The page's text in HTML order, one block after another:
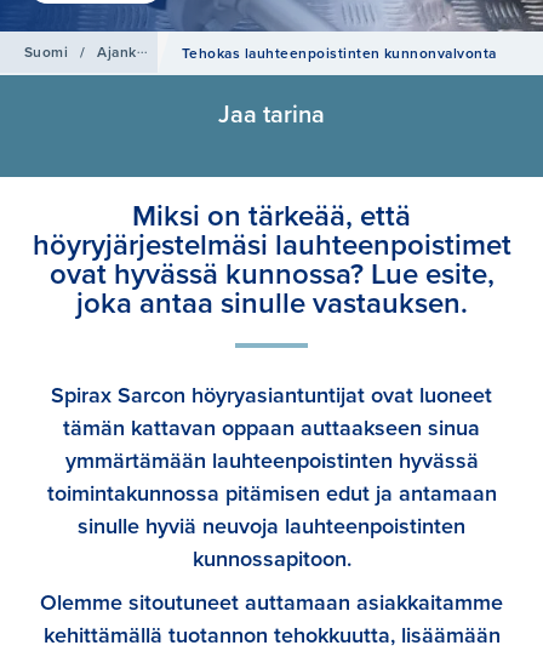
Suomi / AjankohtaistaTehokas lauhteenpoistinten kunnonvalvonta
Jaa tarina
Miksi on tärkeää, että
höyryjärjestelmäsi lauhteenpoistimet
ovat hyvässä kunnossa? Lue esite,
joka antaa sinulle vastauksen.
Spirax Sarcon höyryasiantuntijat ovat luoneet
tämän kattavan oppaan auttaakseen sinua
ymmärtämään lauhteenpoistinten hyvässä
toimintakunnossa pitämisen edut ja antamaan
sinulle hyviä neuvoja lauhteenpoistinten
kunnossapitoon.
Olemme sitoutuneet auttamaan asiakkaitamme
kehittämällä tuotannon tehokkuutta, lisäämään